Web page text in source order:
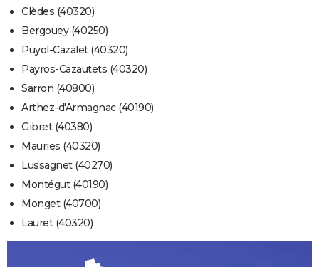
Clèdes (40320)
Bergouey (40250)
Puyol-Cazalet (40320)
Payros-Cazautets (40320)
Sarron (40800)
Arthez-d'Armagnac (40190)
Gibret (40380)
Mauries (40320)
Lussagnet (40270)
Montégut (40190)
Monget (40700)
Lauret (40320)